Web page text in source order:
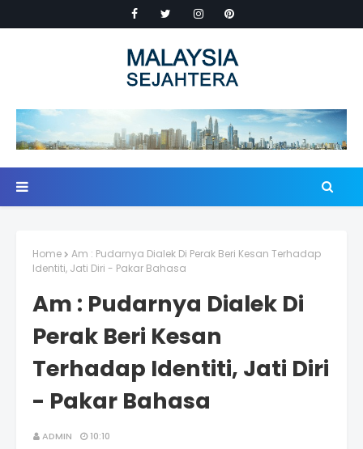
Home
Am : Pudarnya Dialek Di Perak Beri Kesan Terhadap
Identiti, Jati Diri - Pakar Bahasa
Am : Pudarnya Dialek Di
Perak Beri Kesan
Terhadap Identiti, Jati Diri
- Pakar Bahasa
ADMIN 10:10